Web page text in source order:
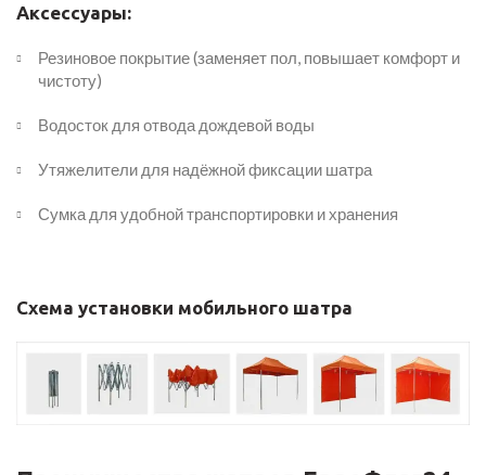
Аксессуары:
Резиновое покрытие (заменяет пол, повышает комфорт и
чистоту)
Водосток для отвода дождевой воды
Утяжелители для надёжной фиксации шатра
Сумка для удобной транспортировки и хранения
Схема установки мобильного шатра